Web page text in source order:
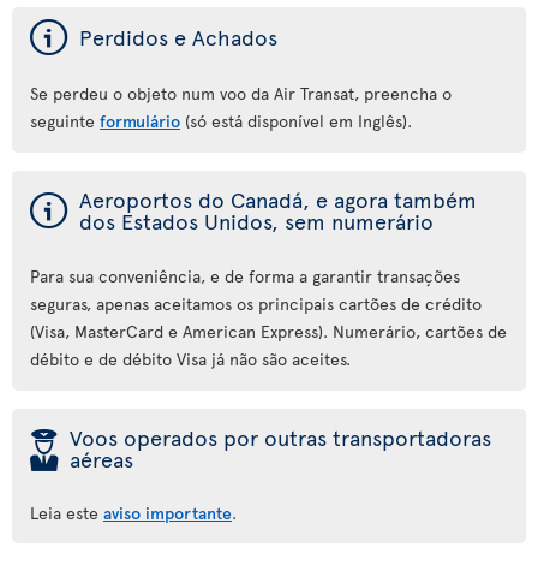
ý Perdidos e Achados
Se perdeu o objeto num voo da Air Transat, preencha o
seguinte formulário (só está disponível em Inglês).
ý Aeroportos do Canadá, e agora também
dos Estados Unidos, sem numerário
Para sua conveniência, e de forma a garantir transações
seguras, apenas aceitamos os principais cartões de crédito
(Visa, MasterCard e American Express). Numerário, cartões de
débito e de débito Visa já não são aceites.
þ Voos operados por outras transportadoras
aéreas
Leia este aviso importante.